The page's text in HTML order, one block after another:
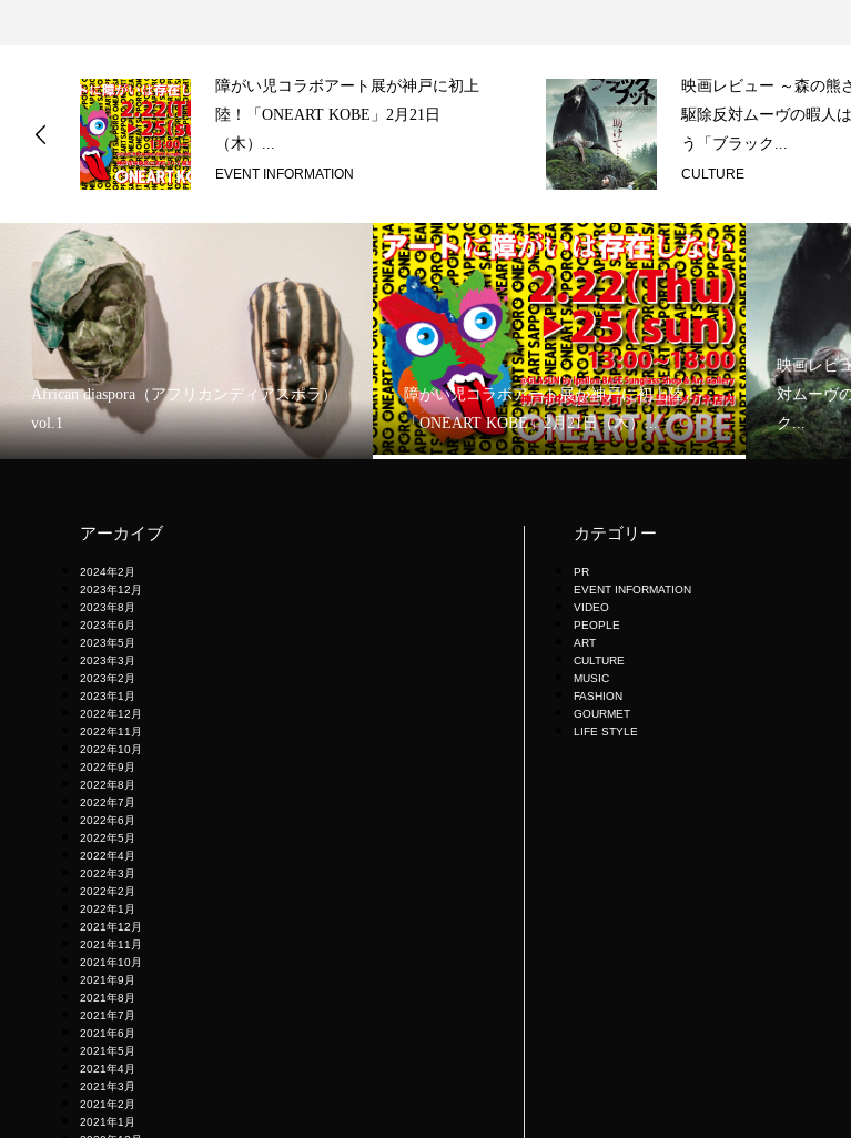
障がい児コラボアート展が神戸に初上
陸！「ONEART KOBE」2月21日
（木）...
EVENT INFORMATION
映画レビュー ～森の熊
駆除反対ムーヴの暇人
う「ブラック...
CULTURE
African diaspora（アフリカンディアスポラ）
vol.1
障がい児コラボアート展が神戸に初上陸！
「ONEART KOBE」2月21日（木）...
映画レビ
対ムーヴ
ク...
アーカイブ
2024年2月
2023年12月
2023年8月
2023年6月
2023年5月
2023年3月
2023年2月
2023年1月
2022年12月
2022年11月
2022年10月
2022年9月
2022年8月
2022年7月
2022年6月
2022年5月
2022年4月
2022年3月
2022年2月
2022年1月
2021年12月
2021年11月
2021年10月
2021年9月
2021年8月
2021年7月
2021年6月
2021年5月
2021年4月
2021年3月
2021年2月
2021年1月
カテゴリー
PR
EVENT INFORMATION
VIDEO
PEOPLE
ART
CULTURE
MUSIC
FASHION
GOURMET
LIFE STYLE